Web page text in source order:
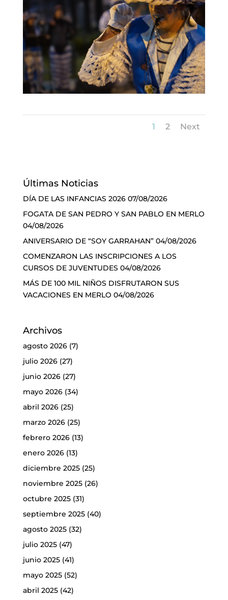
1 2 Next
Últimas Noticias
DÍA DE LAS INFANCIAS 2026 07/08/2026
FOGATA DE SAN PEDRO Y SAN PABLO EN MERLO
04/08/2026
ANIVERSARIO DE “SOY GARRAHAN” 04/08/2026
COMENZARON LAS INSCRIPCIONES A LOS
CURSOS DE JUVENTUDES 04/08/2026
MÁS DE 100 MIL NIÑOS DISFRUTARON SUS
VACACIONES EN MERLO 04/08/2026
Archivos
agosto 2026(7)
julio 2026(27)
junio 2026(27)
mayo 2026(34)
abril 2026(25)
marzo 2026(25)
febrero 2026(13)
enero 2026(13)
diciembre 2025(25)
noviembre 2025(26)
octubre 2025(31)
septiembre 2025(40)
agosto 2025(32)
julio 2025(47)
junio 2025(41)
mayo 2025(52)
abril 2025(42)